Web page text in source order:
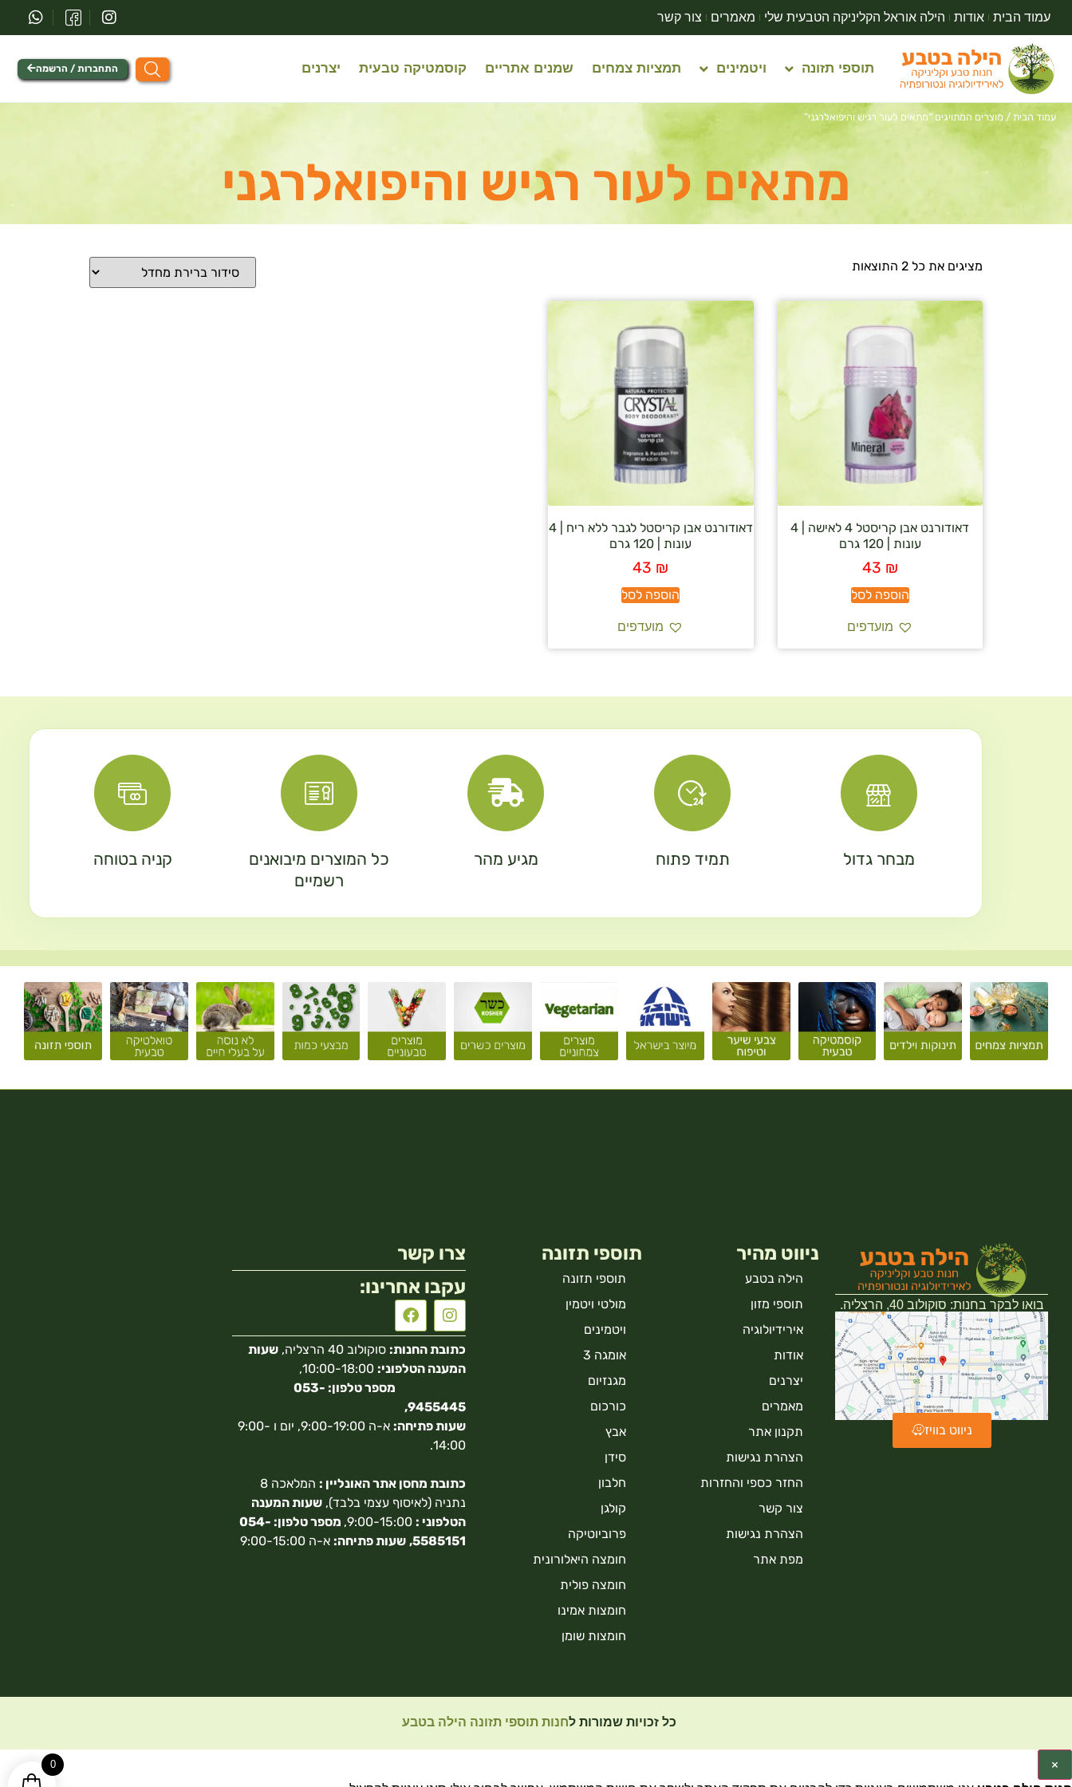
0
עמוד הבית אודות הילה אוראל הקליניקה הטבעית שלי מאמרים צור קשר
תוספי תזונה ויטמינים תמציות צמחים שמנים אתריים קוסמטיקה טבעית יצרנים התחברות / הרשמה
עמוד הבית / מוצרים המתויגים “מתאים לעור רגיש והיפואלרגני”
מתאים לעור רגיש והיפואלרגני
מציגים את כל ⁦2⁩ התוצאות
דאודורנט אבן קריסטל 4 לאישה | 4
עונות | 120 גרם
43 ₪
הוספה לסל
מועדפים
דאודורנט אבן קריסטל לגבר ללא ריח | 4
עונות | 120 גרם
43 ₪
הוספה לסל
מועדפים
מבחר גדול תמיד פתוח מגיע מהר
כל המוצרים מיבואנים
רשמיים
קניה בטוחה
בואו לבקר בחנות: סוקולוב 40, הרצליה.
ניווט בוויז
ניווט מהיר
הילה בטבע
תוספי מזון
אירידיולוגיה
אודות
יצרנים
מאמרים
תקנון אתר
הצהרת נגישות
החזר כספי והחזרות
צור קשר
הצהרת נגישות
מפת אתר
תוספי תזונה
תוספי תזונה
מולטי ויטמין
ויטמינים
אומגה 3
מגנזיום
כורכום
אבץ
סידן
חלבון
קולגן
פרוביוטיקה
חומצה היאלורונית
חומצה פולית
חומצות אמינו
חומצות שומן
צרו קשר
עקבו אחרינו:
כתובת החנות: סוקולוב 40 הרצליה,
שעות
המענה הטלפוני:
10:00-18:00,
מספר טלפון: 053-
9455445,
שעות פתיחה:
א-ה 9:00-19:00, יום ו 9:00-
14:00.
כתובת מחסן אתר האונליין :
המלאכה 8
נתניה (לאיסוף עצמי בלבד),שעות המענה
הטלפוני : 9:00-15:00,
מספר טלפון: 054-
5585151, שעות פתיחה: א-ה 9:00-15:00
כל זכויות שמורות לחנות תוספי תזונה הילה בטבע
×